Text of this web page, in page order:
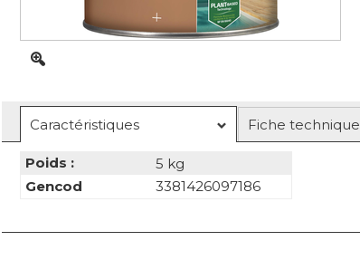
Caractéristiques Fiche technique
Poids :
5 kg
Gencod
3381426097186